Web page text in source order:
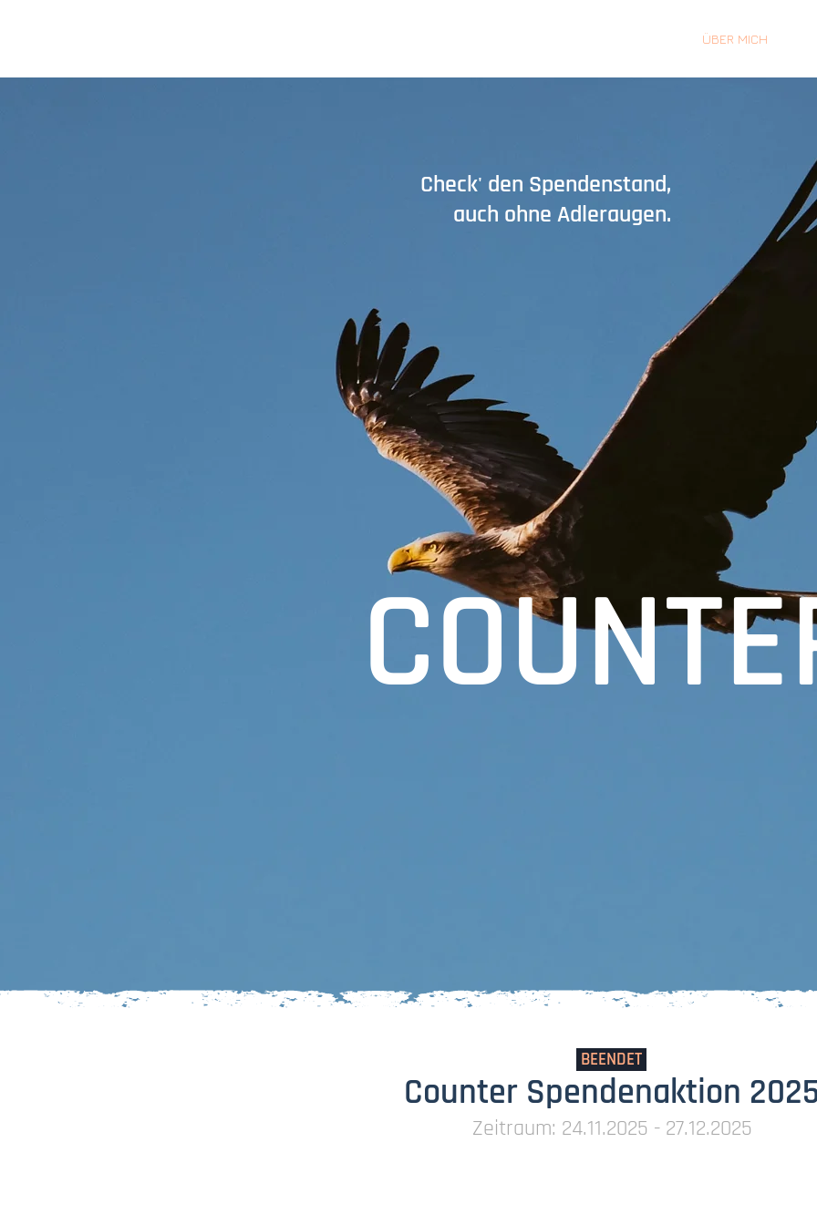
ÜBER MICH
Check' den Spendenstand,
auch ohne Adleraugen.
BEENDET
Counter Spendenaktion
Zeitraum: 24.11.2025 - 27.12.2025